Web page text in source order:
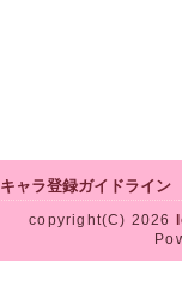
キャラ登録ガイドライン
copyright(C) 2026